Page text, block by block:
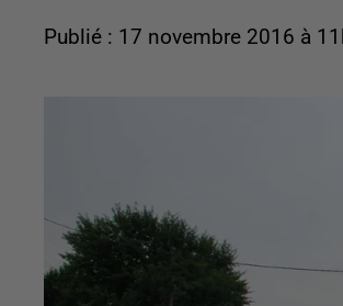
Publié : 17 novembre 2016 à